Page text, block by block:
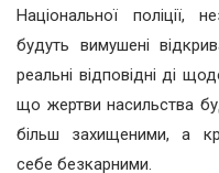
Національної поліції,
будуть вимушені
реальні відповідні ді
що жертви насильства
більш захищеними, а
себе безкарними.